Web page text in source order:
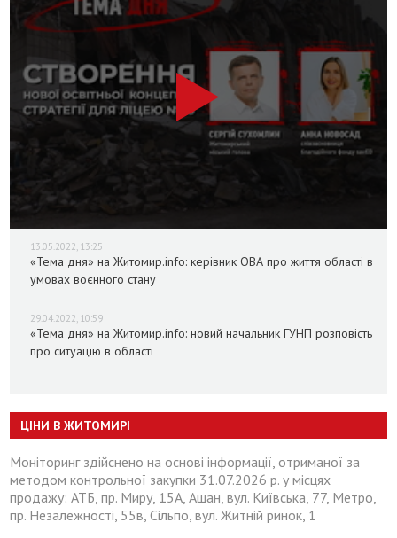
13.05.2022, 13:25
«Тема дня» на Житомир.info: керівник ОВА про життя області в
умовах воєнного стану
29.04.2022, 10:59
«Тема дня» на Житомир.info: новий начальник ГУНП розповість
про ситуацію в області
ЦІНИ В ЖИТОМИРІ
Моніторинг здійснено на основі інформації, отриманої за
методом контрольної закупки 31.07.2026 р. у місцях
продажу: АТБ, пр. Миру, 15А, Ашан, вул. Київська, 77, Метро,
пр. Незалежності, 55в, Сільпо, вул. Житній ринок, 1